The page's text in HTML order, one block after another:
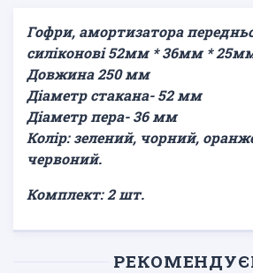
Гофри, амортизатора
силіконові 52мм * 36мм *
Довжина 250 мм
Діаметр стакана- 52 мм
Діаметр пера- 36 мм
Колір: зелений, чорний,
червоний.
Комплект: 2 шт.